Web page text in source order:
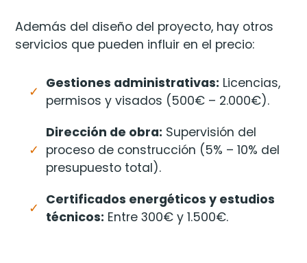
Además del diseño del proyecto, hay otros
servicios que pueden influir en el precio:
Gestiones administrativas: Licencias,
permisos y visados (500€ – 2.000€).
Dirección de obra: Supervisión del
proceso de construcción (5% – 10% del
presupuesto total).
Certificados energéticos y estudios
técnicos: Entre 300€ y 1.500€.